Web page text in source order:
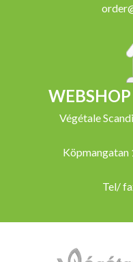
Végétale
Köpmangatan
Tel/